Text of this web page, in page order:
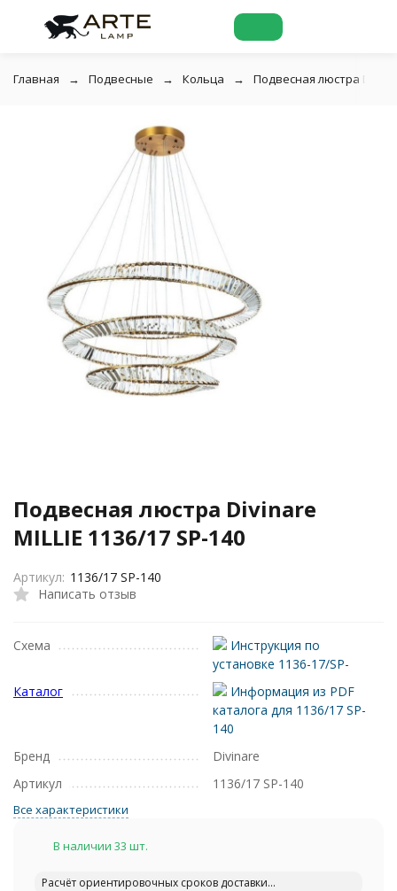
Главная Подвесные Кольца Подвесная люстра
Подвесная люстра Divinare
MILLIE 1136/17 SP-140
Написать отзыв
Артикул: 1136/17 SP-140
Схема
Инструкция по
установке 1136-17/SP-
Каталог
Информация из PDF
каталога для 1136/17 SP-
140
Бренд
Divinare
Артикул
1136/17 SP-140
Все характеристики
В наличии 33 шт.
Расчёт ориентировочных сроков доставки...